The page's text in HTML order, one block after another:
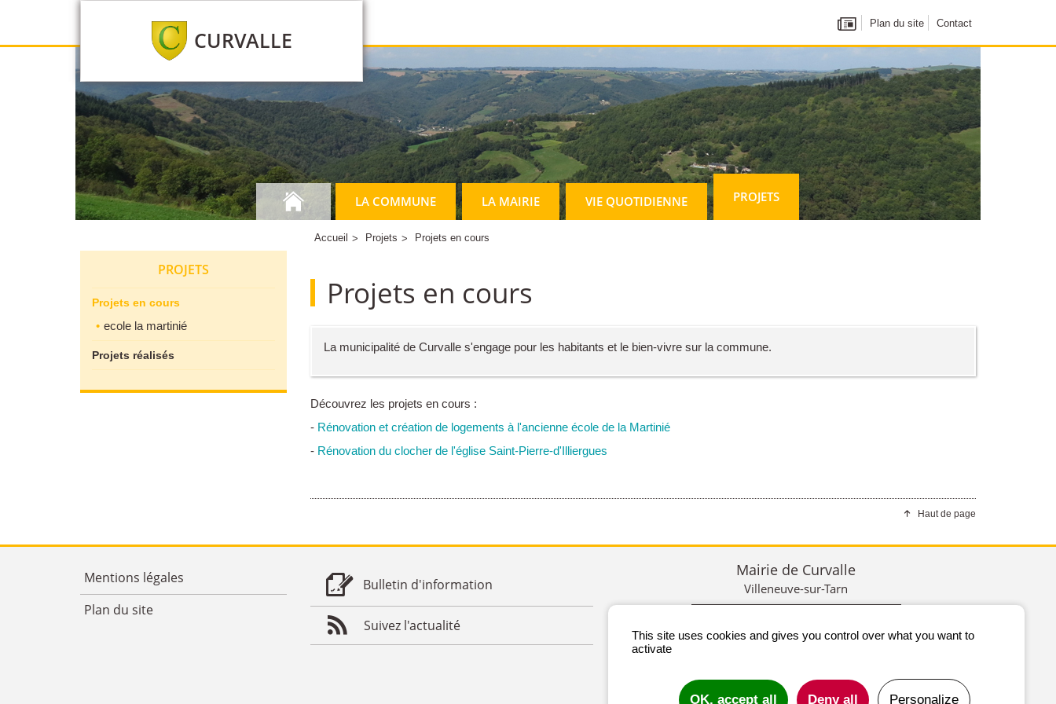
CURVALLE
Plan du site Contact
LA COMMUNE LA MAIRIE VIE QUOTIDIENNE PROJETS
PROJETS
Projets en cours
ecole la martinié
Projets réalisés
Accueil Projets Projets en cours
Projets en cours
La municipalité de Curvalle s'engage pour les habitants et le bien-vivre sur la commune.
Découvrez les projets en cours :
- Rénovation et création de logements à l'ancienne école de la Martinié
- Rénovation du clocher de l'église Saint-Pierre-d'Illiergues
Haut de page
Mentions légales
Plan du site
Bulletin d'information
Suivez l'actualité
Mairie de Curvalle
Villeneuve-sur-Tarn
09 81 01 93 40
This site uses cookies and gives you control over what you want to
activate
OK, accept all Deny all Personalize